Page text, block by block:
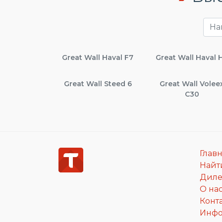
Great Wall Haval F7 Great Wall Haval
Great Wall Steed 6
Great Wall
C30
О